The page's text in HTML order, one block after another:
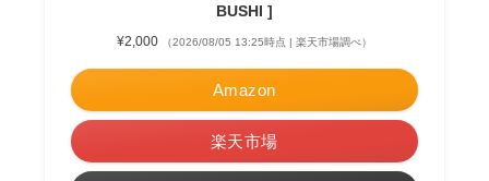
BUSHI ]
¥2,000 （2026/08/05 13:25時点 | 楽天市場調べ）
Amazon
楽天市場